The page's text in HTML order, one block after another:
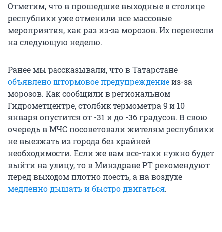
Отметим, что в прошедшие выходные в столице
республики уже отменили все массовые
мероприятия, как раз из-за морозов. Их перенесли
на следующую неделю.
Ранее мы рассказывали, что в Татарстане
объявлено штормовое предупреждениеиз-за
морозов. Как сообщили в региональном
Гидрометцентре, столбик термометра 9 и 10
января опустится от -31 и до -36 градусов. В свою
очередь в МЧС посоветовали жителям республики
не выезжать из города без крайней
необходимости. Если же вам все-таки нужно будет
выйти на улицу, то в Минздраве РТ рекомендуют
перед выходом плотно поесть, а на воздухе
медленно дышать и быстро двигаться.